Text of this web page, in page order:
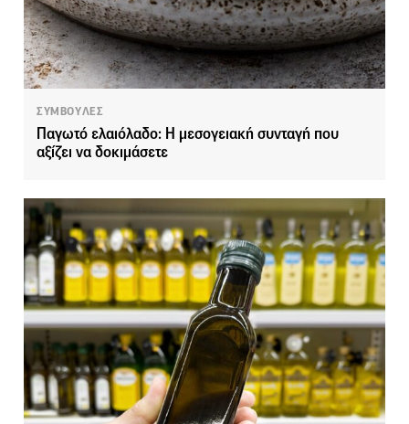
ΣΥΜΒΟΥΛΕΣ
Παγωτό ελαιόλαδο: Η μεσογειακή συνταγή που
αξίζει να δοκιμάσετε